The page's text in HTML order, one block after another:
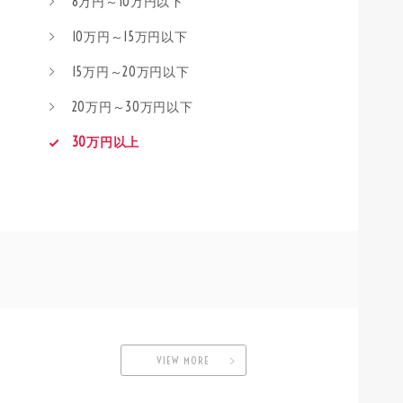
10万円～15万円以下
15万円～20万円以下
20万円～30万円以下
30万円以上
VIEW MORE